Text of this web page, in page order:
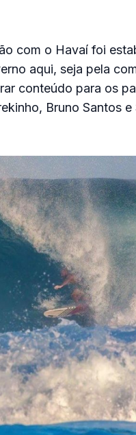
com o Havaí foi
aqui, seja pela
conteúdo para os
Bruno Santos